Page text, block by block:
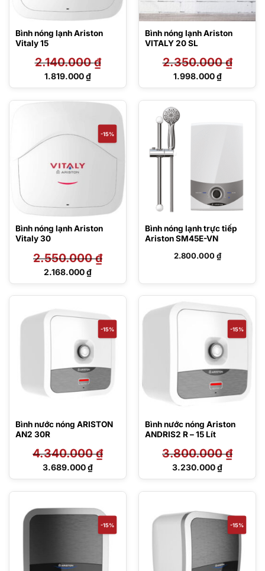
Bình nóng lạnh Ariston
Vitaly 15
2.140.000₫
Giá
2.140.000 ₫.
1.819.000₫
Giá
1.819.000 ₫.
Bình nóng lạnh Ariston
VITALY 20 SL
2.350.000₫
Giá
2.350.000 ₫.
1.998.000₫
Giá
1.998.000 ₫.
-15%
Bình nóng lạnh Ariston
Vitaly 30
2.550.000₫
Giá
2.168.000₫
Giá
2.168.000 ₫.
Bình nóng lạnh trực tiếp
Ariston SM45E-VN
2.800.000₫
-15%
Bình nước nóng ARISTON
AN2 30R
4.340.000₫
Giá
4.340.000 ₫.
3.689.000₫
Giá
là:
3.689.000 ₫.
-15%
Bình nước nóng Ariston
ANDRIS2 R – 15 Lít
3.800.000₫
Giá
3.800.000 ₫.
3.230.000₫
Giá
3.230.000 ₫.
-15% -15%